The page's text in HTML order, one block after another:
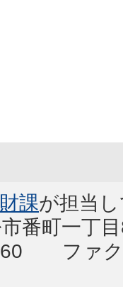
課が担当
番町一丁
ファク